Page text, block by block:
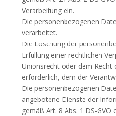
Verarbeitung ein.
Die personenbezogenen
verarbeitet.
Die Löschung der
Erfüllung einer rechtlichen
Unionsrecht oder dem Recht
erforderlich, dem der
Die personenbezogenen
angebotene Dienste der
gemäß Art. 8 Abs. 1 DS-GVO